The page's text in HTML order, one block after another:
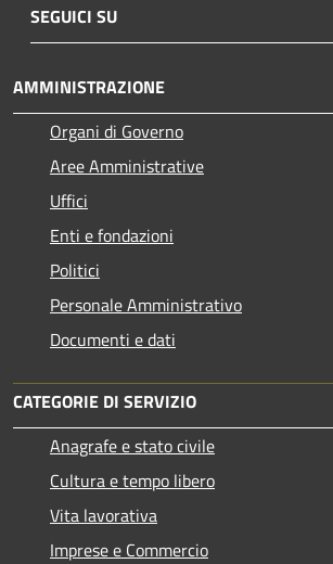
SEGUICI SU
AMMINISTRAZIONE
Organi di Governo
Aree Amministrative
Uffici
Enti e fondazioni
Politici
Personale Amministrativo
Documenti e dati
CATEGORIE DI SERVIZIO
Anagrafe e stato civile
Cultura e tempo libero
Vita lavorativa
Imprese e Commercio